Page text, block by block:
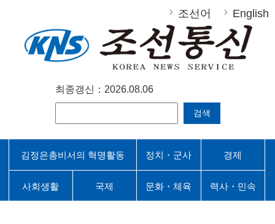
조선어 English
최종갱신：2026.08.06
검색
김정은총비서의 혁명활동 정치・군사 경제
사회생활 국제 문화・체육 력사・민속